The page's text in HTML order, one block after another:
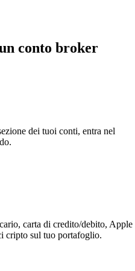
conto broker
dei tuoi conti, entra nel
carta di credito/debito, Apple
cripto sul tuo portafoglio.